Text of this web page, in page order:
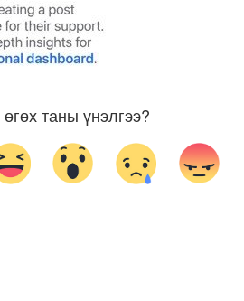
таны үнэлгээ?